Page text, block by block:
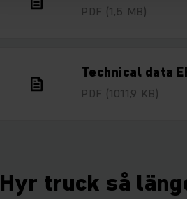
PDF (1,5 MB)
Technical data
PDF (1011,9 KB)
Hyr truck så